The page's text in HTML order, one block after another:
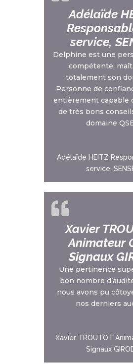
Adélaïde
service,
Delphine est une
compétente,
totalement son
Personne de
entièrement capable
de très bons
domaine
Adélaïde HEITZ
service,
Xavier
Animateur
Signaux
Une pertinence
bon nombre
nous avons pu
nos derniers
Xavier TROUTOT
Signaux